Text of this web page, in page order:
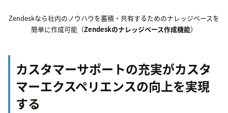
Zendeskなら社内のノウハウを蓄積・共有するためのナレッジベースを
簡単に作成可能（Zendeskのナレッジベース作成機能）
カスタマーサポートの充実がカスタ
マーエクスペリエンスの向上を実現
する